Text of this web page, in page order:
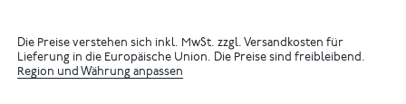
Die Preise verstehen sich inkl. MwSt. zzgl. Versandkosten für
Lieferung in die Europäische Union. Die Preise sind freibleibend.
Region und Währung anpassen